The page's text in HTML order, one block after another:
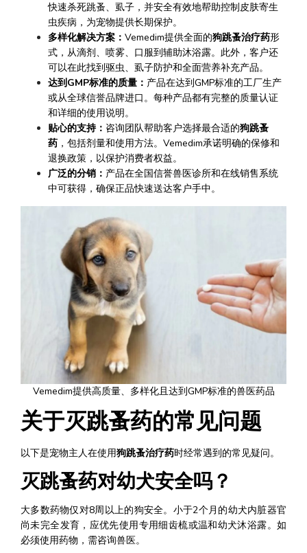
快速杀死跳蚤、虱子，并安全有效地帮助控制皮肤寄生
虫疾病，为宠物提供长期保护。
多样化解决方案： Vemedim提供全面的狗跳蚤治疗药形
式，从滴剂、喷雾、口服到辅助沐浴露。此外，客户还
可以在此找到驱虫、虱子防护和全面营养补充产品。
达到GMP标准的质量： 产品在达到GMP标准的工厂生产
或从全球信誉品牌进口。每种产品都有完整的质量认证
和详细的使用说明。
贴心的支持： 咨询团队帮助客户选择最合适的狗跳蚤
药 ，包括剂量和使用方法。Vemedim承诺明确的保修和
退换政策，以保护消费者权益。
广泛的分销： 产品在全国信誉兽医诊所和在线销售系统
中可获得，确保正品快速送达客户手中。
Vemedim提供高质量、多样化且达到GMP标准的兽医药品
关于灭跳蚤药的常见问题
以下是宠物主人在使用狗跳蚤治疗药时经常遇到的常见疑问。
灭跳蚤药对幼犬安全吗？
大多数药物仅对8周以上的狗安全。小于2个月的幼犬内脏器官
尚未完全发育，应优先使用专用细齿梳或温和幼犬沐浴露。如
必须使用药物，需咨询兽医。